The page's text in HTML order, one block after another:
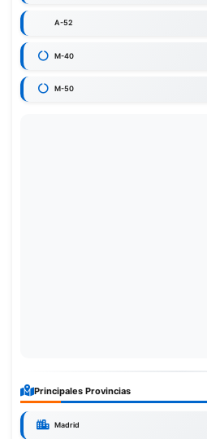
A-52
M-40
M-50
Principales Provincias
Madrid